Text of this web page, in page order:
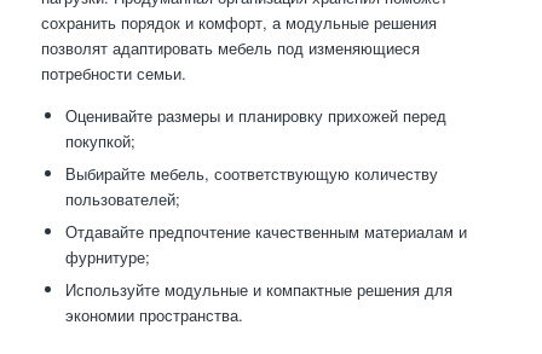
сохранить порядок и комфорт, а модульные решения
позволят адаптировать мебель под изменяющиеся
потребности семьи.
Оценивайте размеры и планировку прихожей перед
покупкой;
Выбирайте мебель, соответствующую количеству
пользователей;
Отдавайте предпочтение качественным материалам и
фурнитуре;
Используйте модульные и компактные решения для
экономии пространства.